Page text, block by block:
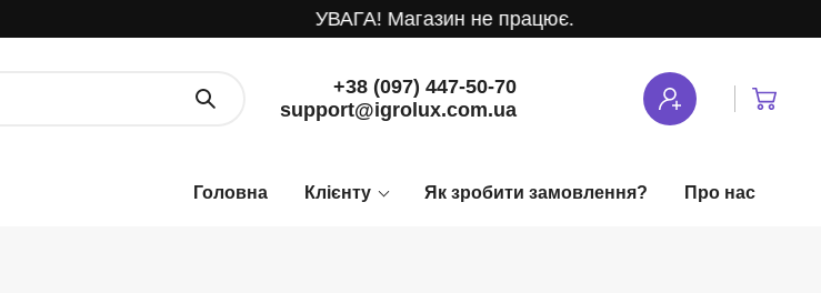
УВАГА! Магазин не працює.
+38 (097) 447-50-70
support@igrolux.com.ua
Клієнту Як зробити замовлення? Про нас